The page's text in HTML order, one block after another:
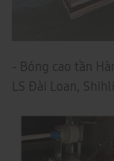
- Bóng cao tần
LS Đài Loan,